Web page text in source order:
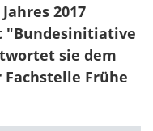
2017
"Bundesinitiative
sie dem
Fachstelle Frühe